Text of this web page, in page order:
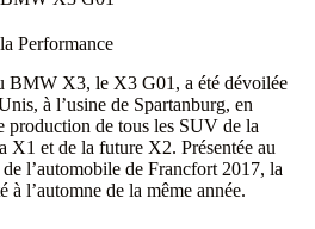
Performance
BMW X3, le X3 G01, a été dévoilée
à l’usine de Spartanburg, en
production de tous les SUV de la
X1 et de la future X2. Présentée au
l’automobile de Francfort 2017, la
à l’automne de la même année.